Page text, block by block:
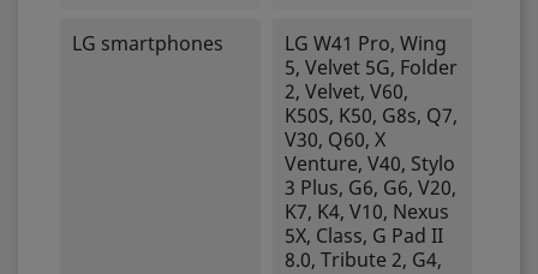
LG smartphones
LG W41 Pro, Wing
5, Velvet 5G, Folder
2, Velvet, V60,
K50S, K50, G8s, Q7,
V30, Q60, X
Venture, V40, Stylo
3 Plus, G6, G6, V20,
K7, K4, V10, Nexus
5X, Class, G Pad II
8.0, Tribute 2, G4,